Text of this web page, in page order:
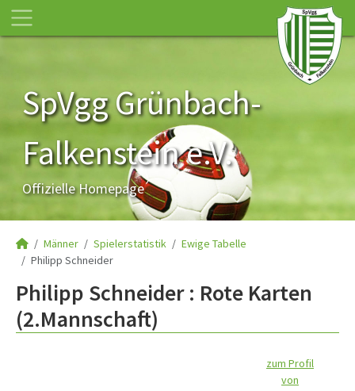
SpVgg Grünbach-
Falkenstein e.V.
Offizielle Homepage
Männer Spielerstatistik
Ewige Tabelle
Philipp Schneider
Philipp Schneider : Rote Karten
(2.Mannschaft)
zum Profil
von